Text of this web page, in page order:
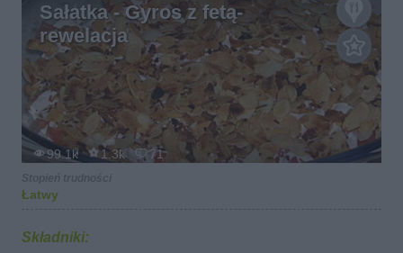
Sałatka - Gyros z fetą-
rewelacja
99.1k 1.3k 71
Łatwy
Składniki: